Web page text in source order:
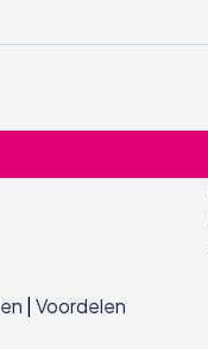
Voordelen